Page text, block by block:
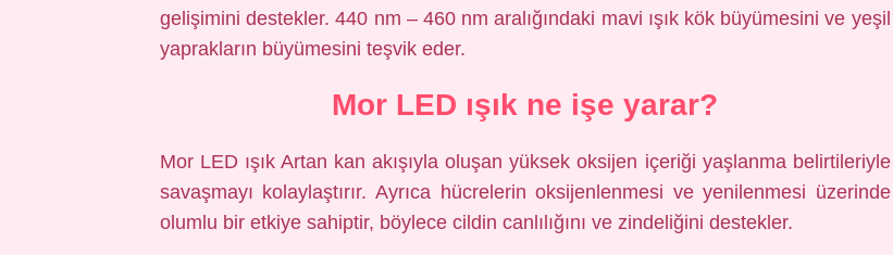
gelişimini destekler. 440 nm – 460 nm aralığındaki mavi ışık kök büyümesini ve yeşil
yaprakların büyümesini teşvik eder.
Mor LED ışık ne işe yarar?
Mor LED ışık Artan kan akışıyla oluşan yüksek oksijen içeriği yaşlanma belirtileriyle
savaşmayı kolaylaştırır. Ayrıca hücrelerin oksijenlenmesi ve yenilenmesi üzerinde
olumlu bir etkiye sahiptir, böylece cildin canlılığını ve zindeliğini destekler.